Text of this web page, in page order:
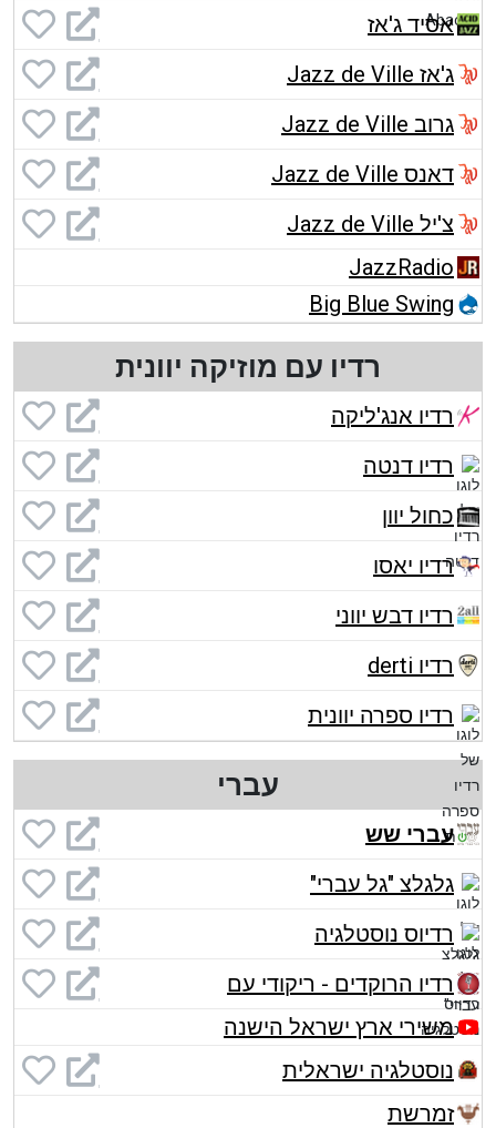
אסיד ג'אז
ג'אז Jazz de Ville
גרוב Jazz de Ville
דאנס Jazz de Ville
צ'יל Jazz de Ville
JazzRadio
Big Blue Swing
רדיו עם מוזיקה יוונית
רדיו אנג'ליקה
רדיו דנטה
כחול יוון
רדיו יאסו
רדיו דבש יווני
רדיו derti
רדיו ספרה יוונית
עברי
עברי שש
גלגלצ "גל עברי"
רדיוס נוסטלגיה
רדיו הרוקדים - ריקודי עם
משירי ארץ ישראל הישנה
נוסטלגיה ישראלית
זמרשת